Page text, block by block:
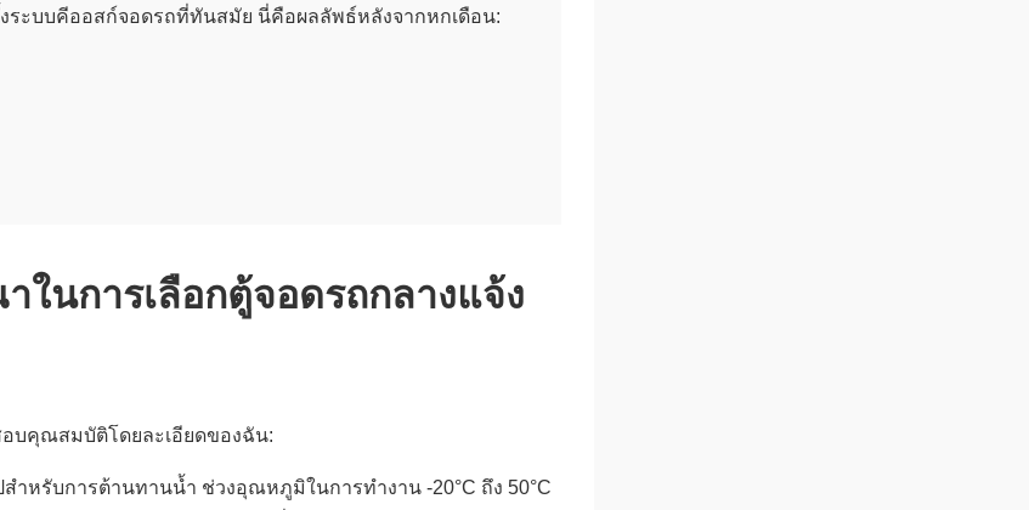
ระบบคีออสก์จอดรถที่ทันสมัย ​​นี่คือผลลัพธ์หลังจากหกเดือน:
นการเลือกตู้จอดรถกลางแจ้ง
บคุณสมบัติโดยละเอียดของฉัน:
สำหรับการต้านทานน้ำ ช่วงอุณหภูมิในการทำงาน -20°C ถึง 50°C